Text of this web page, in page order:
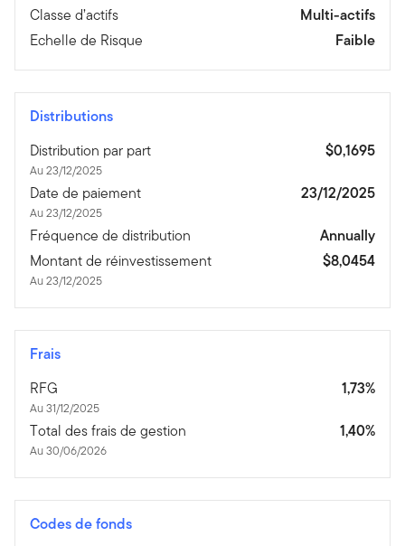
Classe d’actifs
Multi-actifs
Echelle de Risque
Faible
Distributions
Distribution par part
Au 23/12/2025
$0,1695
Date de paiement
Au 23/12/2025
23/12/2025
Fréquence de distribution
Annually
Montant de réinvestissement
Au 23/12/2025
$8,0454
Frais
RFG
Au 31/12/2025
1,73%
Total des frais de gestion
Au 30/06/2026
1,40%
Codes de fonds